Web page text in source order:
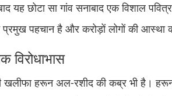
यह छोटा सा गांव सनाबाद एक विशाल
पहचान है और करोड़ों लोगों की आस्था
खलीफा हरून अल-रशीद की कब्र भी है।